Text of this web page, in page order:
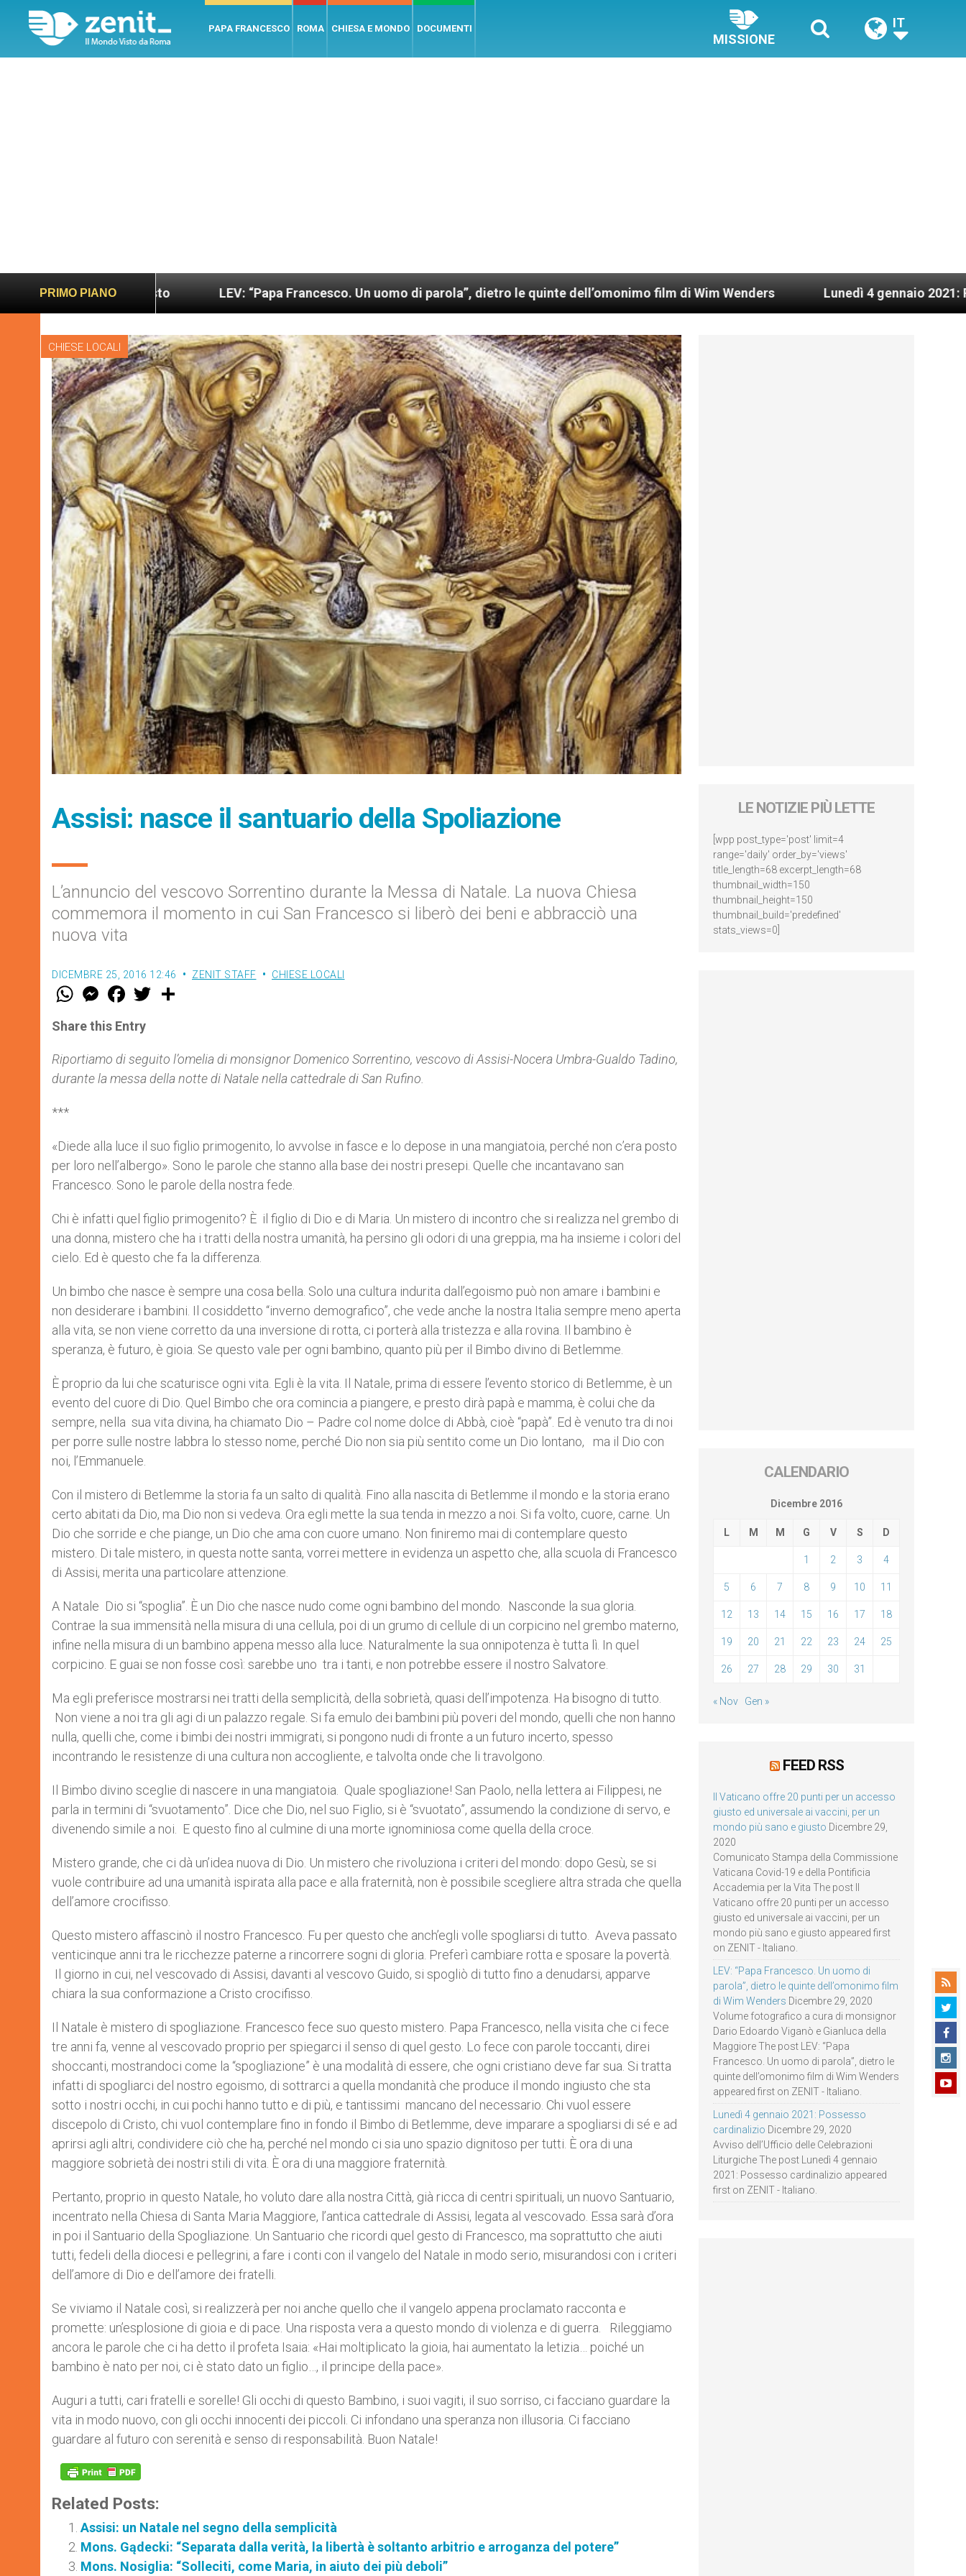
PAPA FRANCESCO ROMA CHIESA E MONDO DOCUMENTI
MISSIONE
IT
PRIMO PIANO
e giusto LEV: “Papa Francesco. Un uomo di parola”, dietro le quinte dell’omonimo film di Wim Wenders Lunedì 4 gennaio 2021: Possesso
CHIESE LOCALI
Assisi: nasce il santuario della Spoliazione
L’annuncio del vescovo Sorrentino durante la Messa di Natale. La nuova Chiesa
commemora il momento in cui San Francesco si liberò dei beni e abbracciò una
nuova vita
DICEMBRE 25, 2016 12:46 ZENIT STAFF CHIESE LOCALI
W
t
s
p
p
M
e
s
e
g
e
r
F
a
e
b
o
k
w
r
Share this Entry
Riportiamo di seguito l’omelia di monsignor Domenico Sorrentino, vescovo di Assisi-Nocera Umbra-Gualdo Tadino,
durante la messa della notte di Natale nella cattedrale di San Rufino.
***
«Diede alla luce il suo figlio primogenito, lo avvolse in fasce e lo depose in una mangiatoia, perché non c’era posto
per loro nell’albergo». Sono le parole che stanno alla base dei nostri presepi. Quelle che incantavano san
Francesco. Sono le parole della nostra fede.
Chi è infatti quel figlio primogenito? È il figlio di Dio e di Maria. Un mistero di incontro che si realizza nel grembo di
una donna, mistero che ha i tratti della nostra umanità, ha persino gli odori di una greppia, ma ha insieme i colori del
cielo. Ed è questo che fa la differenza.
Un bimbo che nasce è sempre una cosa bella. Solo una cultura indurita dall’egoismo può non amare i bambini e
non desiderare i bambini. Il cosiddetto “inverno demografico”, che vede anche la nostra Italia sempre meno aperta
alla vita, se non viene corretto da una inversione di rotta, ci porterà alla tristezza e alla rovina. Il bambino è
speranza, è futuro, è gioia. Se questo vale per ogni bambino, quanto più per il Bimbo divino di Betlemme.
È proprio da lui che scaturisce ogni vita. Egli è la vita. Il Natale, prima di essere l’evento storico di Betlemme, è un
evento del cuore di Dio. Quel Bimbo che ora comincia a piangere, e presto dirà papà e mamma, è colui che da
sempre, nella sua vita divina, ha chiamato Dio – Padre col nome dolce di Abbà, cioè “papà”. Ed è venuto tra di noi
per porre sulle nostre labbra lo stesso nome, perché Dio non sia più sentito come un Dio lontano, ma il Dio con
noi, l’Emmanuele.
Con il mistero di Betlemme la storia fa un salto di qualità. Fino alla nascita di Betlemme il mondo e la storia erano
certo abitati da Dio, ma Dio non si vedeva. Ora egli mette la sua tenda in mezzo a noi. Si fa volto, cuore, carne. Un
Dio che sorride e che piange, un Dio che ama con cuore umano. Non finiremo mai di contemplare questo
mistero. Di tale mistero, in questa notte santa, vorrei mettere in evidenza un aspetto che, alla scuola di Francesco
di Assisi, merita una particolare attenzione.
A Natale Dio si “spoglia”. È un Dio che nasce nudo come ogni bambino del mondo. Nasconde la sua gloria.
Contrae la sua immensità nella misura di una cellula, poi di un grumo di cellule di un corpicino nel grembo materno,
infine nella misura di un bambino appena messo alla luce. Naturalmente la sua onnipotenza è tutta lì. In quel
corpicino. E guai se non fosse così: sarebbe uno tra i tanti, e non potrebbe essere il nostro Salvatore.
Ma egli preferisce mostrarsi nei tratti della semplicità, della sobrietà, quasi dell’impotenza. Ha bisogno di tutto.
Non viene a noi tra gli agi di un palazzo regale. Si fa emulo dei bambini più poveri del mondo, quelli che non hanno
nulla, quelli che, come i bimbi dei nostri immigrati, si pongono nudi di fronte a un futuro incerto, spesso
incontrando le resistenze di una cultura non accogliente, e talvolta onde che li travolgono.
Il Bimbo divino sceglie di nascere in una mangiatoia. Quale spogliazione! San Paolo, nella lettera ai Filippesi, ne
parla in termini di “svuotamento”. Dice che Dio, nel suo Figlio, si è “svuotato”, assumendo la condizione di servo, e
divenendo simile a noi. E questo fino al culmine di una morte ignominiosa come quella della croce.
Mistero grande, che ci dà un’idea nuova di Dio. Un mistero che rivoluziona i criteri del mondo: dopo Gesù, se si
vuole contribuire ad una umanità ispirata alla pace e alla fraternità, non è possibile scegliere altra strada che quella
dell’amore crocifisso.
Questo mistero affascinò il nostro Francesco. Fu per questo che anch’egli volle spogliarsi di tutto. Aveva passato
venticinque anni tra le ricchezze paterne a rincorrere sogni di gloria. Preferì cambiare rotta e sposare la povertà.
Il giorno in cui, nel vescovado di Assisi, davanti al vescovo Guido, si spogliò di tutto fino a denudarsi, apparve
chiara la sua conformazione a Cristo crocifisso.
Il Natale è mistero di spogliazione. Francesco fece suo questo mistero. Papa Francesco, nella visita che ci fece
tre anni fa, venne al vescovado proprio per spiegarci il senso di quel gesto. Lo fece con parole toccanti, direi
shoccanti, mostrandoci come la “spogliazione” è una modalità di essere, che ogni cristiano deve far sua. Si tratta
infatti di spogliarci del nostro egoismo, di sottrarci a quella mondanità che produce il mondo ingiusto che sta
sotto i nostri occhi, in cui pochi hanno tutto e di più, e tantissimi mancano del necessario. Chi vuol essere
discepolo di Cristo, chi vuol contemplare fino in fondo il Bimbo di Betlemme, deve imparare a spogliarsi di sé e ad
aprirsi agli altri, condividere ciò che ha, perché nel mondo ci sia uno spazio dignitoso per tutti. È ora di una
maggiore sobrietà dei nostri stili di vita. È ora di una maggiore fraternità.
Pertanto, proprio in questo Natale, ho voluto dare alla nostra Città, già ricca di centri spirituali, un nuovo Santuario,
incentrato nella Chiesa di Santa Maria Maggiore, l’antica cattedrale di Assisi, legata al vescovado. Essa sarà d’ora
in poi il Santuario della Spogliazione. Un Santuario che ricordi quel gesto di Francesco, ma soprattutto che aiuti
tutti, fedeli della diocesi e pellegrini, a fare i conti con il vangelo del Natale in modo serio, misurandosi con i criteri
dell’amore di Dio e dell’amore dei fratelli.
Se viviamo il Natale così, si realizzerà per noi anche quello che il vangelo appena proclamato racconta e
promette: un’esplosione di gioia e di pace. Una risposta vera a questo mondo di violenza e di guerra. Rileggiamo
ancora le parole che ci ha detto il profeta Isaia: «Hai moltiplicato la gioia, hai aumentato la letizia… poiché un
bambino è nato per noi, ci è stato dato un figlio…, il principe della pace».
Auguri a tutti, cari fratelli e sorelle! Gli occhi di questo Bambino, i suoi vagiti, il suo sorriso, ci facciano guardare la
vita in modo nuovo, con gli occhi innocenti dei piccoli. Ci infondano una speranza non illusoria. Ci facciano
guardare al futuro con serenità e senso di responsabilità. Buon Natale!
Related Posts:
Assisi: un Natale nel segno della semplicità
Mons. Gądecki: “Separata dalla verità, la libertà è soltanto arbitrio e arroganza del potere”
Mons. Nosiglia: “Solleciti, come Maria, in aiuto dei più deboli”
LE NOTIZIE PIÙ LETTE
[wpp post_type='post' limit=4
range='daily' order_by='views'
title_length=68 excerpt_length=68
thumbnail_width=150
thumbnail_height=150
thumbnail_build='predefined'
stats_views=0]
CALENDARIO
Dicembre 2016
L M M G V S D
1 2 3 4
5 6 7 8 9 10 11
12 13 14 15 16 17 18
19 20 21 22 23 24 25
26 27 28 29 30 31
« Nov Gen »
FEED RSS
Il Vaticano offre 20 punti per un accesso
giusto ed universale ai vaccini, per un
mondo più sano e giusto Dicembre 29,
2020
Comunicato Stampa della Commissione
Vaticana Covid-19 e della Pontificia
Accademia per la Vita The post Il
Vaticano offre 20 punti per un accesso
giusto ed universale ai vaccini, per un
mondo più sano e giusto appeared first
on ZENIT - Italiano.
LEV: “Papa Francesco. Un uomo di
parola”, dietro le quinte dell’omonimo film
di Wim Wenders Dicembre 29, 2020
Volume fotografico a cura di monsignor
Dario Edoardo Viganò e Gianluca della
Maggiore The post LEV: “Papa
Francesco. Un uomo di parola”, dietro le
quinte dell’omonimo film di Wim Wenders
appeared first on ZENIT - Italiano.
Lunedì 4 gennaio 2021: Possesso
cardinalizio Dicembre 29, 2020
Avviso dell’Ufficio delle Celebrazioni
Liturgiche The post Lunedì 4 gennaio
2021: Possesso cardinalizio appeared
first on ZENIT - Italiano.